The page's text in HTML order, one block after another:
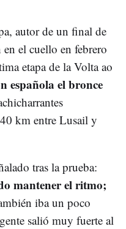
autor de un final de
el cuello en febrero
etapa de la Volta ao
española el bronce
km entre Lusail y
tras la prueba:
mantener el ritmo;
iba un poco
salió muy fuerte al